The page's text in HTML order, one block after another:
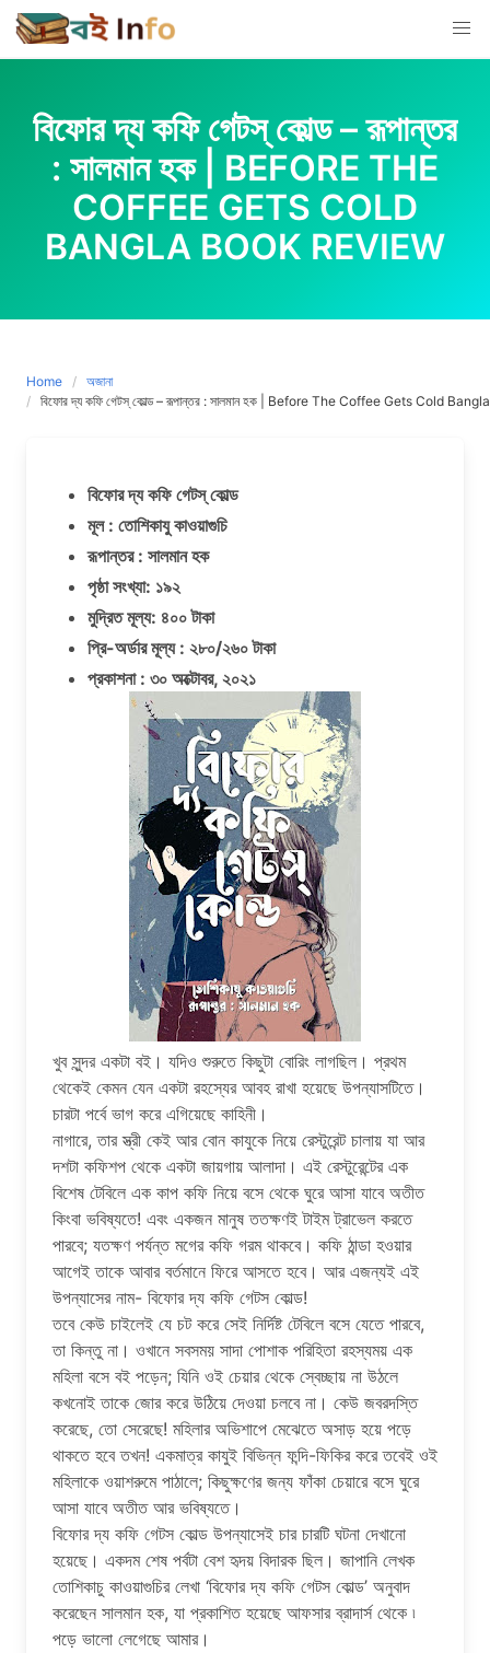
Skip
to
content
বিফোর দ্য কফি গেটস্ কোল্ড – রূপান্তর
: সালমান হক | BEFORE THE
COFFEE GETS COLD
BANGLA BOOK REVIEW
Home
অজানা
বিফোর দ্য কফি গেটস্ কোল্ড – রূপান্তর : সালমান হক | Before The Coffee Gets Cold
বিফোর দ্য কফি গেটস্ কোল্ড
মূল : তোশিকাযু কাওয়াগুচি
রূপান্তর : সালমান হক
পৃষ্ঠা সংখ্যা: ১৯২
মুদ্রিত মূল্য: ৪০০ টাকা
প্রি-অর্ডার মূল্য : ২৮০/২৬০ টাকা
প্রকাশনা : ৩০ অক্টোবর, ২০২১
খুব সুন্দর একটা বই। যদিও শুরুতে কিছুটা বোরিং লাগছিল। প্রথম
থেকেই কেমন যেন একটা রহস্যের আবহ রাখা হয়েছে উপন্যাসটিতে।
চারটা পর্বে ভাগ করে এগিয়েছে কাহিনী।
নাগারে, তার স্ত্রী কেই আর বোন কাযুকে নিয়ে রেস্টুরেন্ট চালায় যা আর
দশটা কফিশপ থেকে একটা জায়গায় আলাদা। এই রেস্টুরেন্টের এক
বিশেষ টেবিলে এক কাপ কফি নিয়ে বসে থেকে ঘুরে আসা যাবে অতীত
কিংবা ভবিষ্যতে! এবং একজন মানুষ ততক্ষণই টাইম ট্রাভেল করতে
পারবে; যতক্ষণ পর্যন্ত মগের কফি গরম থাকবে। কফি ঠান্ডা হওয়ার
আগেই তাকে আবার বর্তমানে ফিরে আসতে হবে। আর এজন্যই এই
উপন্যাসের নাম- বিফোর দ্য কফি গেটস কোল্ড!
তবে কেউ চাইলেই যে চট করে সেই নির্দিষ্ট টেবিলে বসে যেতে পারবে,
তা কিন্তু না। ওখানে সবসময় সাদা পোশাক পরিহিতা রহস্যময় এক
মহিলা বসে বই পড়েন; যিনি ওই চেয়ার থেকে স্বেচ্ছায় না উঠলে
কখনোই তাকে জোর করে উঠিয়ে দেওয়া চলবে না। কেউ জবরদস্তি
করেছে, তো সেরেছে! মহিলার অভিশাপে মেঝেতে অসাড় হয়ে পড়ে
থাকতে হবে তখন! একমাত্র কাযুই বিভিন্ন ফন্দি-ফিকির করে তবেই ওই
মহিলাকে ওয়াশরুমে পাঠালে; কিছুক্ষণের জন্য ফাঁকা চেয়ারে বসে ঘুরে
আসা যাবে অতীত আর ভবিষ্যতে।
বিফোর দ্য কফি গেটস কোল্ড উপন্যাসেই চার চারটি ঘটনা দেখানো
হয়েছে। একদম শেষ পর্বটা বেশ হৃদয় বিদারক ছিল। জাপানি লেখক
তোশিকাচু কাওয়াগুচির লেখা ‘বিফোর দ্য কফি গেটস কোল্ড’ অনুবাদ
করেছেন সালমান হক, যা প্রকাশিত হয়েছে আফসার ব্রাদার্স থেকে ৷
পড়ে ভালো লেগেছে আমার।